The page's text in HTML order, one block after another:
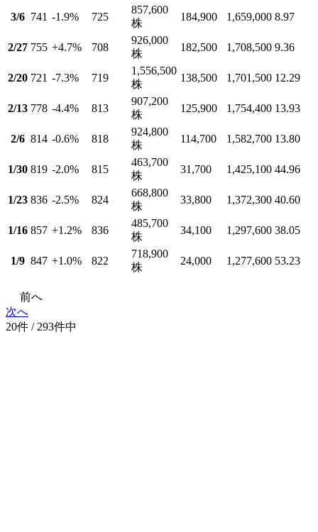
3/6 741 -1.9% 725
857,600
株
184,900 1,659,000 8.97
2/27 755 +4.7% 708
926,000
株
182,500 1,708,500 9.36
2/20 721 -7.3% 719
1,556,500
株
138,500 1,701,500 12.29
2/13 778 -4.4% 813
907,200
株
125,900 1,754,400 13.93
2/6 814 -0.6% 818
924,800
株
114,700 1,582,700 13.80
1/30 819 -2.0% 815
463,700
株
31,700 1,425,100 44.96
1/23 836 -2.5% 824
668,800
株
33,800 1,372,300 40.60
1/16 857 +1.2% 836
485,700
株
34,100 1,297,600 38.05
1/9 847 +1.0% 822
718,900
株
24,000 1,277,600 53.23
前へ
次へ
20件 / 293件中